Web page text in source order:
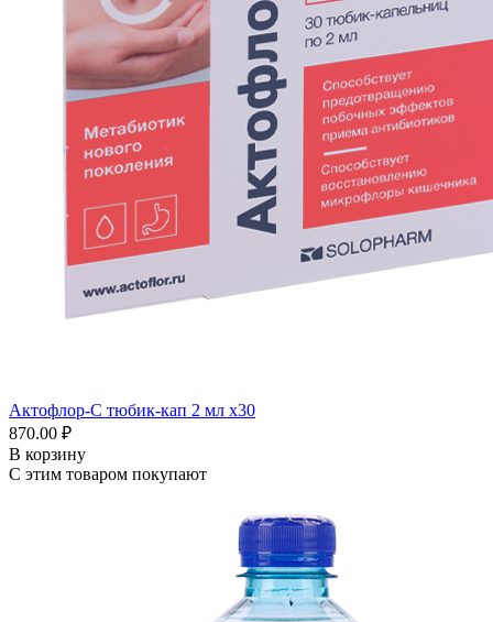
Актофлор-С тюбик-кап 2 мл x30
870.00 ₽
В корзину
С этим товаром покупают